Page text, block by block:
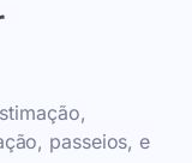
passeios, e